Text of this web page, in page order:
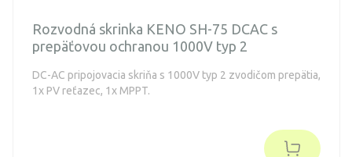
Rozvodná skrinka KENO SH-75 DCAC s
prepäťovou ochranou 1000V typ 2
DC-AC pripojovacia skriňa s 1000V typ 2 zvodičom prepätia,
1x PV reťazec, 1x MPPT.